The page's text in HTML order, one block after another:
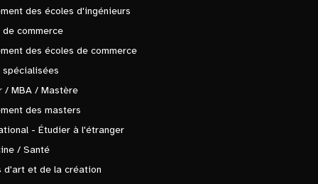
des écoles d'ingénieurs
de commerce
des écoles de commerce
spécialisées
/ MBA / Mastère
des masters
- Étudier à l'étranger
/ Santé
d'art et de la création